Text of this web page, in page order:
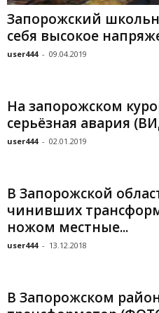
Запорожский
себя высокое
user444 - 09.04.2019
На запорожском
серьёзная авария
user444 - 02.01.2019
В Запорожской
чинивших
ножом местные...
user444 - 13.12.2018
В Запорожском